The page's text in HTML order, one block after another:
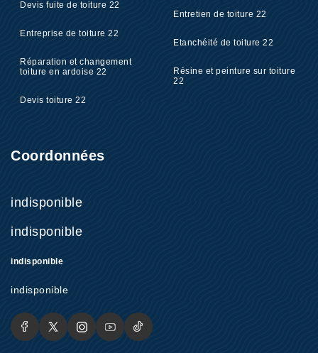
Devis fuite de toiture 22
Entreprise de toiture 22
Réparation et changement
toiture en ardoise 22
Devis toiture 22
Entretien de toiture 22
Etanchéité de toiture 22
Résine et peinture sur toiture
22
Coordonnées
indisponible
indisponible
indisponible
indisponible